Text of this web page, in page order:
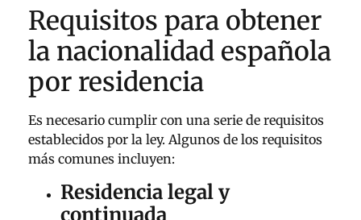
Requisitos para obtener
la nacionalidad española
por residencia
Es necesario cumplir con una serie de requisitos
establecidos por la ley. Algunos de los requisitos
más comunes incluyen:
Residencia legal y
continuada